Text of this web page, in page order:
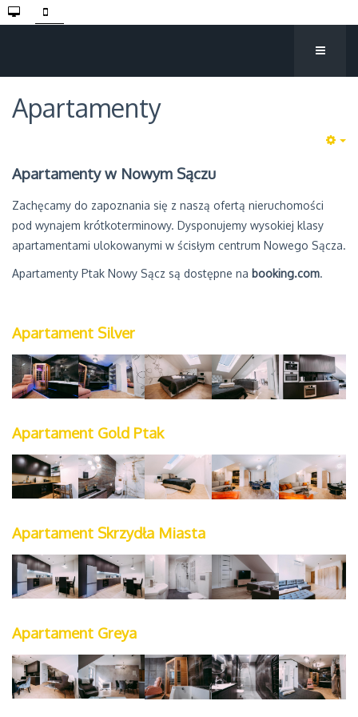
Apartamenty
Apartamenty w Nowym Sączu
Zachęcamy do zapoznania się z naszą ofertą nieruchomości
pod wynajem krótkoterminowy. Dysponujemy wysokiej klasy
apartamentami ulokowanymi w ścisłym centrum Nowego Sącza.
Apartamenty Ptak Nowy Sącz są dostępne na booking.com.
Apartament Silver
Apartament Gold Ptak
Apartament Skrzydła Miasta
Apartament Greya